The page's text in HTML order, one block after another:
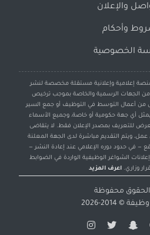
والإعلان
وأحكام
الخصوصية
إعلامية وإعلانية مستقلة مخصصة لنشر
من الجهات الرسمية والخاصة بموجب ترخيص
من أعمال التوسط في التوظيف أو جمع السير
يمثل أي جهة حكومية أو خاصة، وجميع الأسماء
للتعريف بمصدر الإعلان فقط. لا يتقاضى
ويتم التقديم مباشرة لدى الجهة المعلنة
— في حدود دوره الإعلامي عند إعادة النشر —
الشواغر الوظيفية الواردة في الضوابط
وزاري. اعرف المزيد
محفوظة
وظيفة © 2014-2026